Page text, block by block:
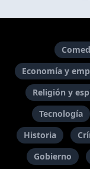
Economía y
Religión y
Tecnología
Historia
Gobierno